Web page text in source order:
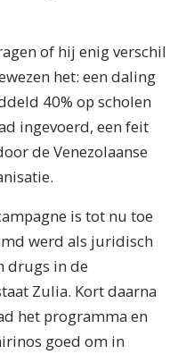
of hij enig verschil
het: een daling
40% op scholen
ingevoerd, een feit
de Venezolaanse
is tot nu toe
werd als juridisch
drugs in de
Zulia. Kort daarna
het programma en
goed om in